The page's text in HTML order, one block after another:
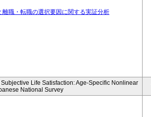
職・転職の選択要因に関する実証分析
Life Satisfaction: Age-Specific Nonlinear
National Survey